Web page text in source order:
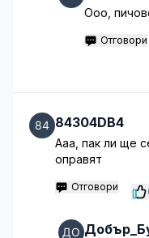
Ооо,
Отговори
84304DB4
Ааа, пак ли ще
оправят
Отговори